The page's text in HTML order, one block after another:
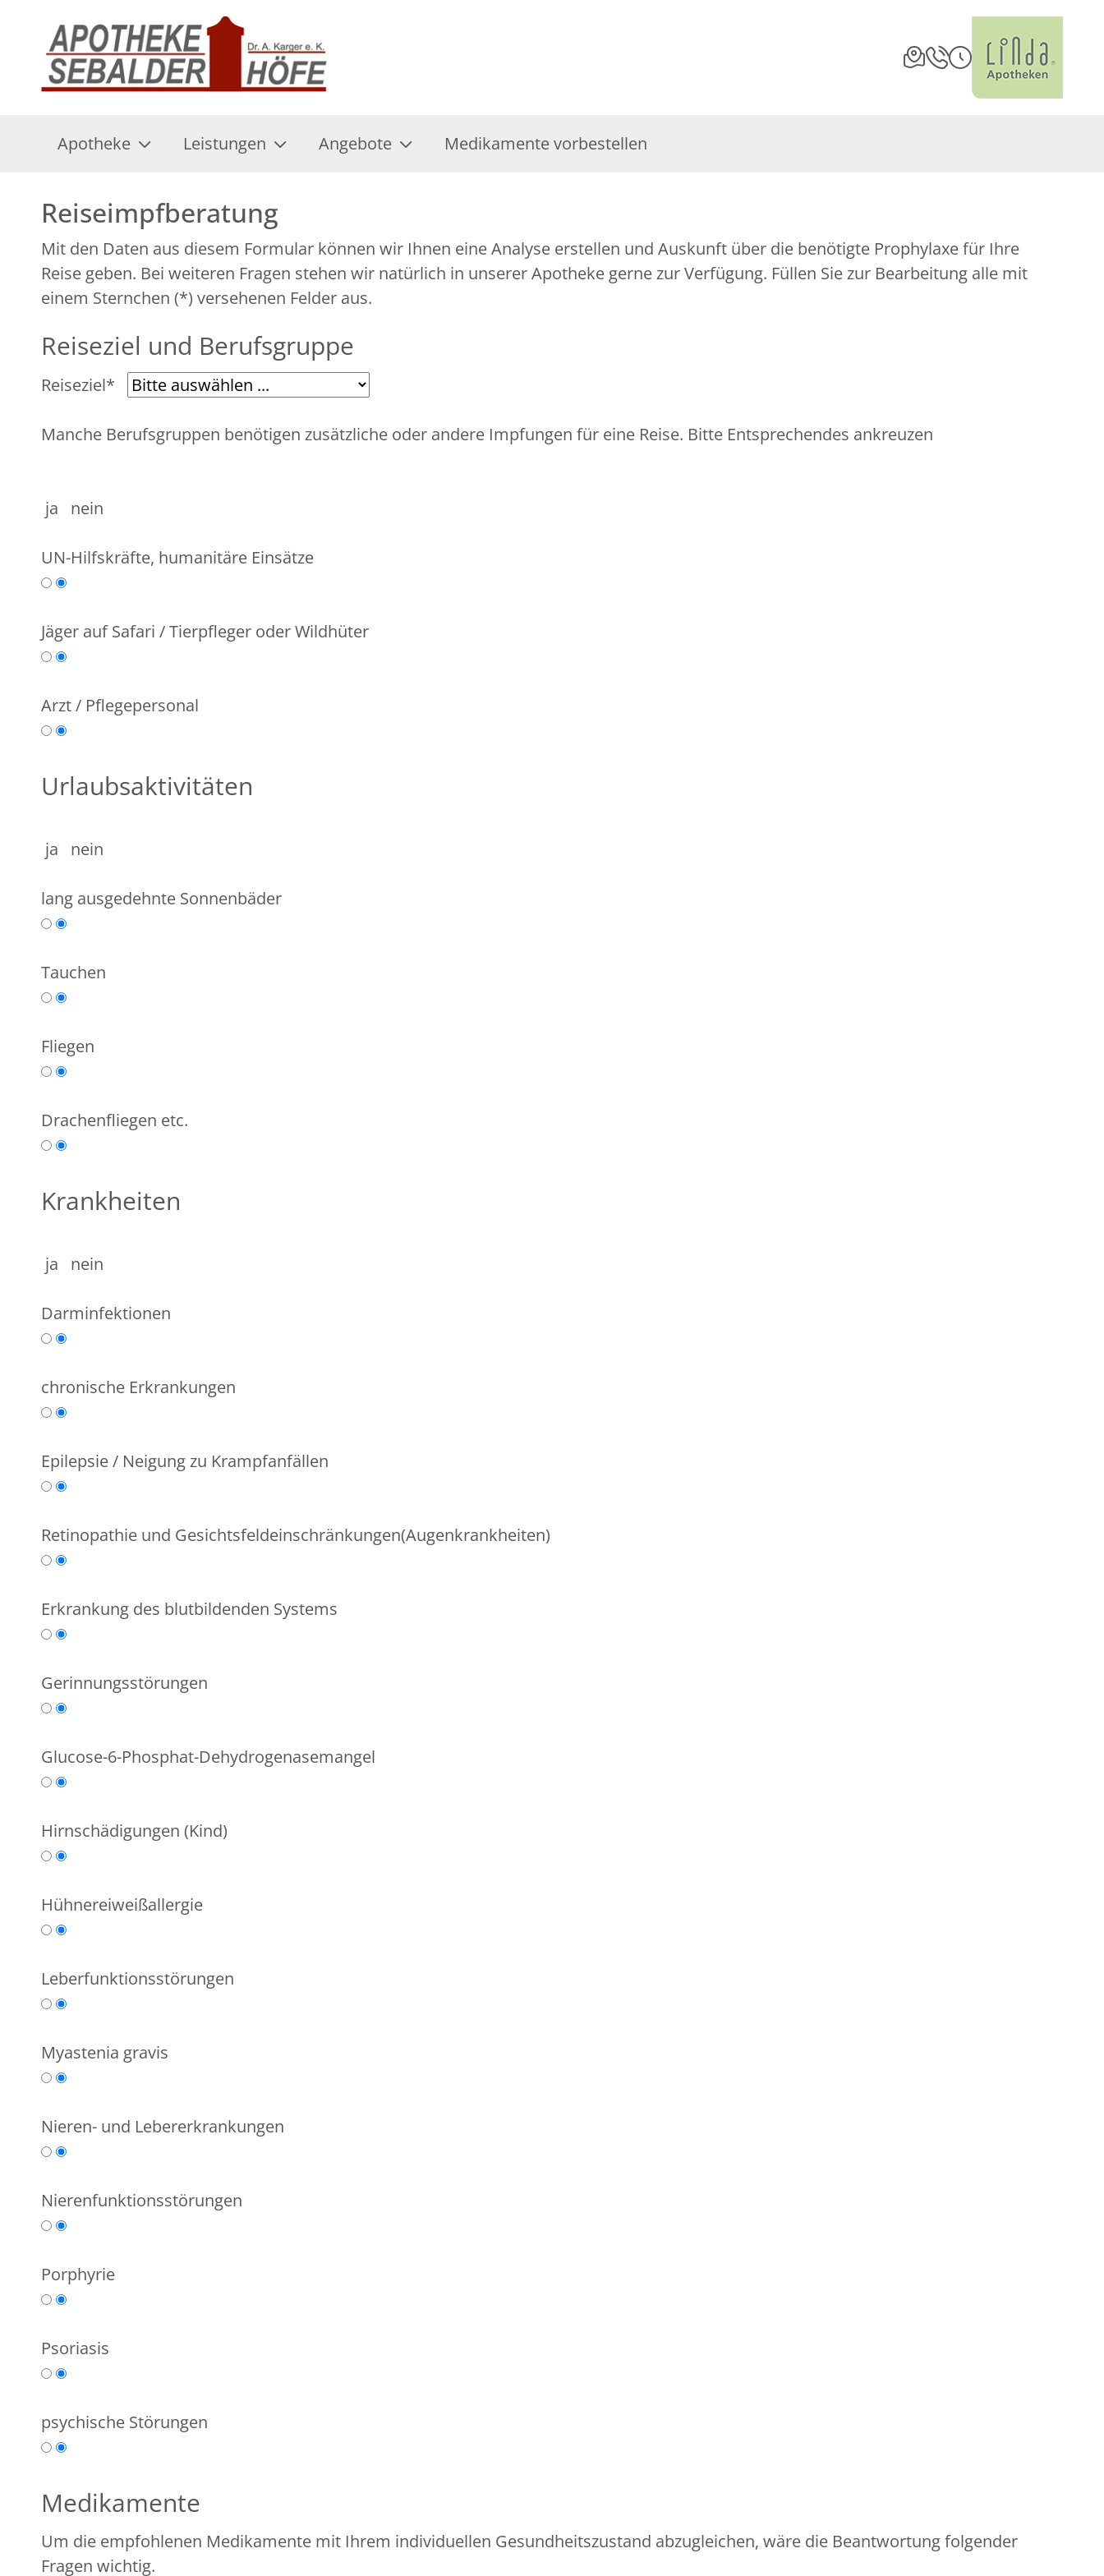
Apotheke Leistungen Angebote Medikamente vorbestellen
Reiseimpfberatung
Mit den Daten aus diesem Formular können wir Ihnen eine Analyse erstellen und Auskunft über die benötigte Prophylaxe für Ihre
Reise geben. Bei weiteren Fragen stehen wir natürlich in unserer Apotheke gerne zur Verfügung. Füllen Sie zur Bearbeitung alle mit
einem Sternchen (*) versehenen Felder aus.
Reiseziel und Berufsgruppe
Reiseziel*
Manche Berufsgruppen benötigen zusätzliche oder andere Impfungen für eine Reise. Bitte Entsprechendes ankreuzen
ja nein
UN-Hilfskräfte, humanitäre Einsätze
Jäger auf Safari / Tierpfleger oder Wildhüter
Arzt / Pflegepersonal
Urlaubsaktivitäten
ja nein
lang ausgedehnte Sonnenbäder
Tauchen
Fliegen
Drachenfliegen etc.
Krankheiten
ja nein
Darminfektionen
chronische Erkrankungen
Epilepsie / Neigung zu Krampfanfällen
Retinopathie und Gesichtsfeldeinschränkungen(Augenkrankheiten)
Erkrankung des blutbildenden Systems
Gerinnungsstörungen
Glucose-6-Phosphat-Dehydrogenasemangel
Hirnschädigungen (Kind)
Hühnereiweißallergie
Leberfunktionsstörungen
Myastenia gravis
Nieren- und Lebererkrankungen
Nierenfunktionsstörungen
Porphyrie
Psoriasis
psychische Störungen
Medikamente
Um die empfohlenen Medikamente mit Ihrem individuellen Gesundheitszustand abzugleichen, wäre die Beantwortung folgender
Fragen wichtig.